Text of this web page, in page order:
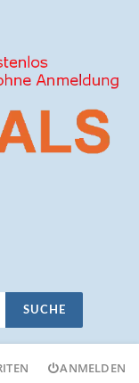
SUCHE
ANMELDEN